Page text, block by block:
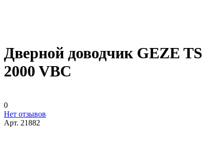
Дверной доводчик GEZE TS
2000 VBC
0
Нет отзывов
Арт. 21882